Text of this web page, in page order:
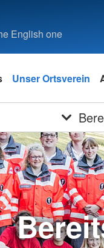
English one
Unser Ortsverein